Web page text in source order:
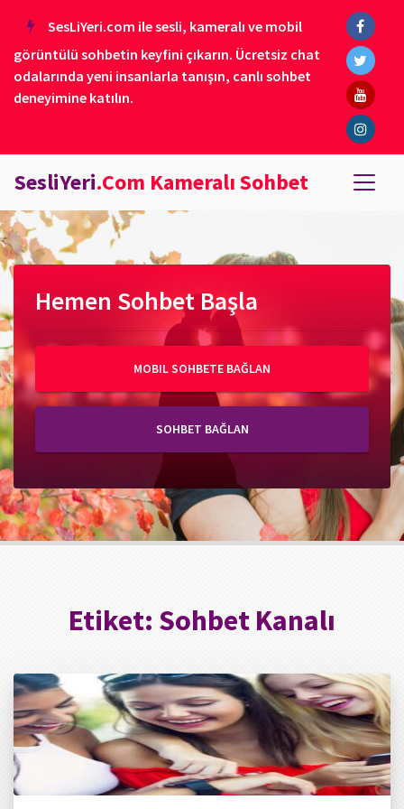
SesLiYeri.com ile sesli, kameralı ve mobil
görüntülü sohbetin keyfini çıkarın. Ücretsiz chat
odalarında yeni insanlarla tanışın, canlı sohbet
deneyimine katılın.
SesliYeri.Com Kameralı Sohbet
Hemen Sohbet Başla
MOBIL SOHBETE BAĞLAN
SOHBET BAĞLAN
Etiket: Sohbet Kanalı